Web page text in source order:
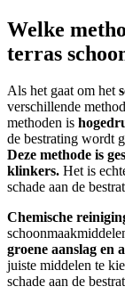
Welke
terras
Als het gaat om het
verschillende
methoden is
de bestrating wordt
Deze methode is
klinkers. Het is
schade aan de
Chemische
groene aanslag en
juiste middelen te
schade aan de